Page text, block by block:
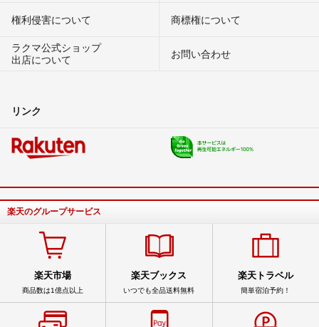
権利侵害について
商標権について
ラクマ公式ショップ
出店について
お問い合わせ
リンク
楽天のグループサービス
楽天市場
商品数は1億点以上
楽天ブックス
いつでも全品送料無料
楽天トラベル
簡単宿泊予約！